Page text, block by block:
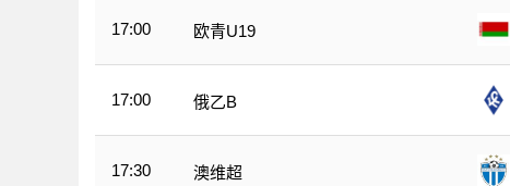
17:00 欧青U19
17:00 俄乙B
17:30 澳维超